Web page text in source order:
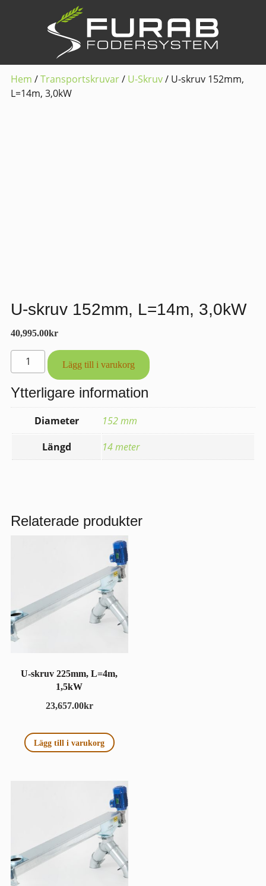
Hem /Transportskruvar/ U-Skruv/ U-skruv 152mm,
L=14m, 3,0kW
U-skruv 152mm, L=14m, 3,0kW
40,995.00kr
skruv
152mm,
L=14m,
mängd
Lägg till i varukorg
Ytterligare information
Diameter
152 mm
Längd
14 meter
Relaterade produkter
U-skruv 225mm, L=4m,
1,5kW
23,657.00kr
Lägg till i varukorg